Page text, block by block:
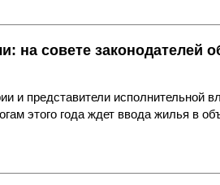
на совете законодателей
и представители исполнительной
этого года ждет ввода жилья в